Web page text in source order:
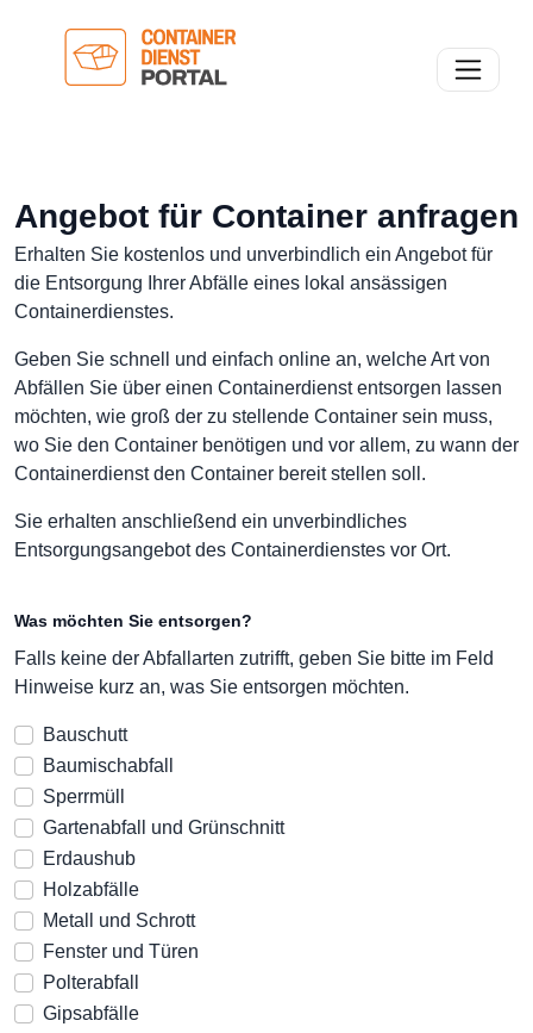
Toggle
Angebot für Container anfragen
Erhalten Sie kostenlos und unverbindlich ein Angebot für
die Entsorgung Ihrer Abfälle eines lokal ansässigen
Containerdienstes.
Geben Sie schnell und einfach online an, welche Art von
Abfällen Sie über einen Containerdienst entsorgen lassen
möchten, wie groß der zu stellende Container sein muss,
wo Sie den Container benötigen und vor allem, zu wann der
Containerdienst den Container bereit stellen soll.
Sie erhalten anschließend ein unverbindliches
Entsorgungsangebot des Containerdienstes vor Ort.
Was möchten Sie entsorgen?
Falls keine der Abfallarten zutrifft, geben Sie bitte im Feld
Hinweise kurz an, was Sie entsorgen möchten.
Bauschutt
Baumischabfall
Sperrmüll
Gartenabfall und Grünschnitt
Erdaushub
Holzabfälle
Metall und Schrott
Fenster und Türen
Polterabfall
Gipsabfälle